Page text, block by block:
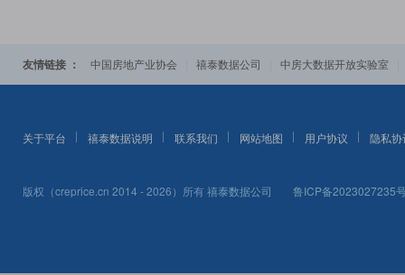
友情链接 ： 中国房地产业协会 禧泰数据公司 中房大数据开放实验室
关于平台 禧泰数据说明 联系我们 网站地图 用户协议 隐私协
版权（creprice.cn 2014 - 2026）所有禧泰数据公司 鲁ICP备2023027235